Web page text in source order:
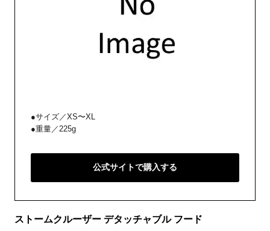
●サイズ／XS〜XL
●重量／225g
公式サイトで購入する
ストームクルーザー デタッチャブル フード